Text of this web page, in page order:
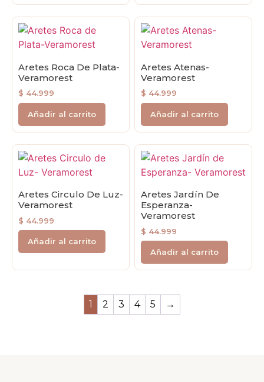
Aretes Roca De Plata-
Veramorest
$ 44.999
Añadir al carrito
Aretes Atenas-
Veramorest
$ 44.999
Añadir al carrito
Aretes Circulo De Luz-
Veramorest
$ 44.999
Añadir al carrito
Aretes Jardín De
Esperanza-
Veramorest
$ 44.999
Añadir al carrito
1 2 3 4 5 →